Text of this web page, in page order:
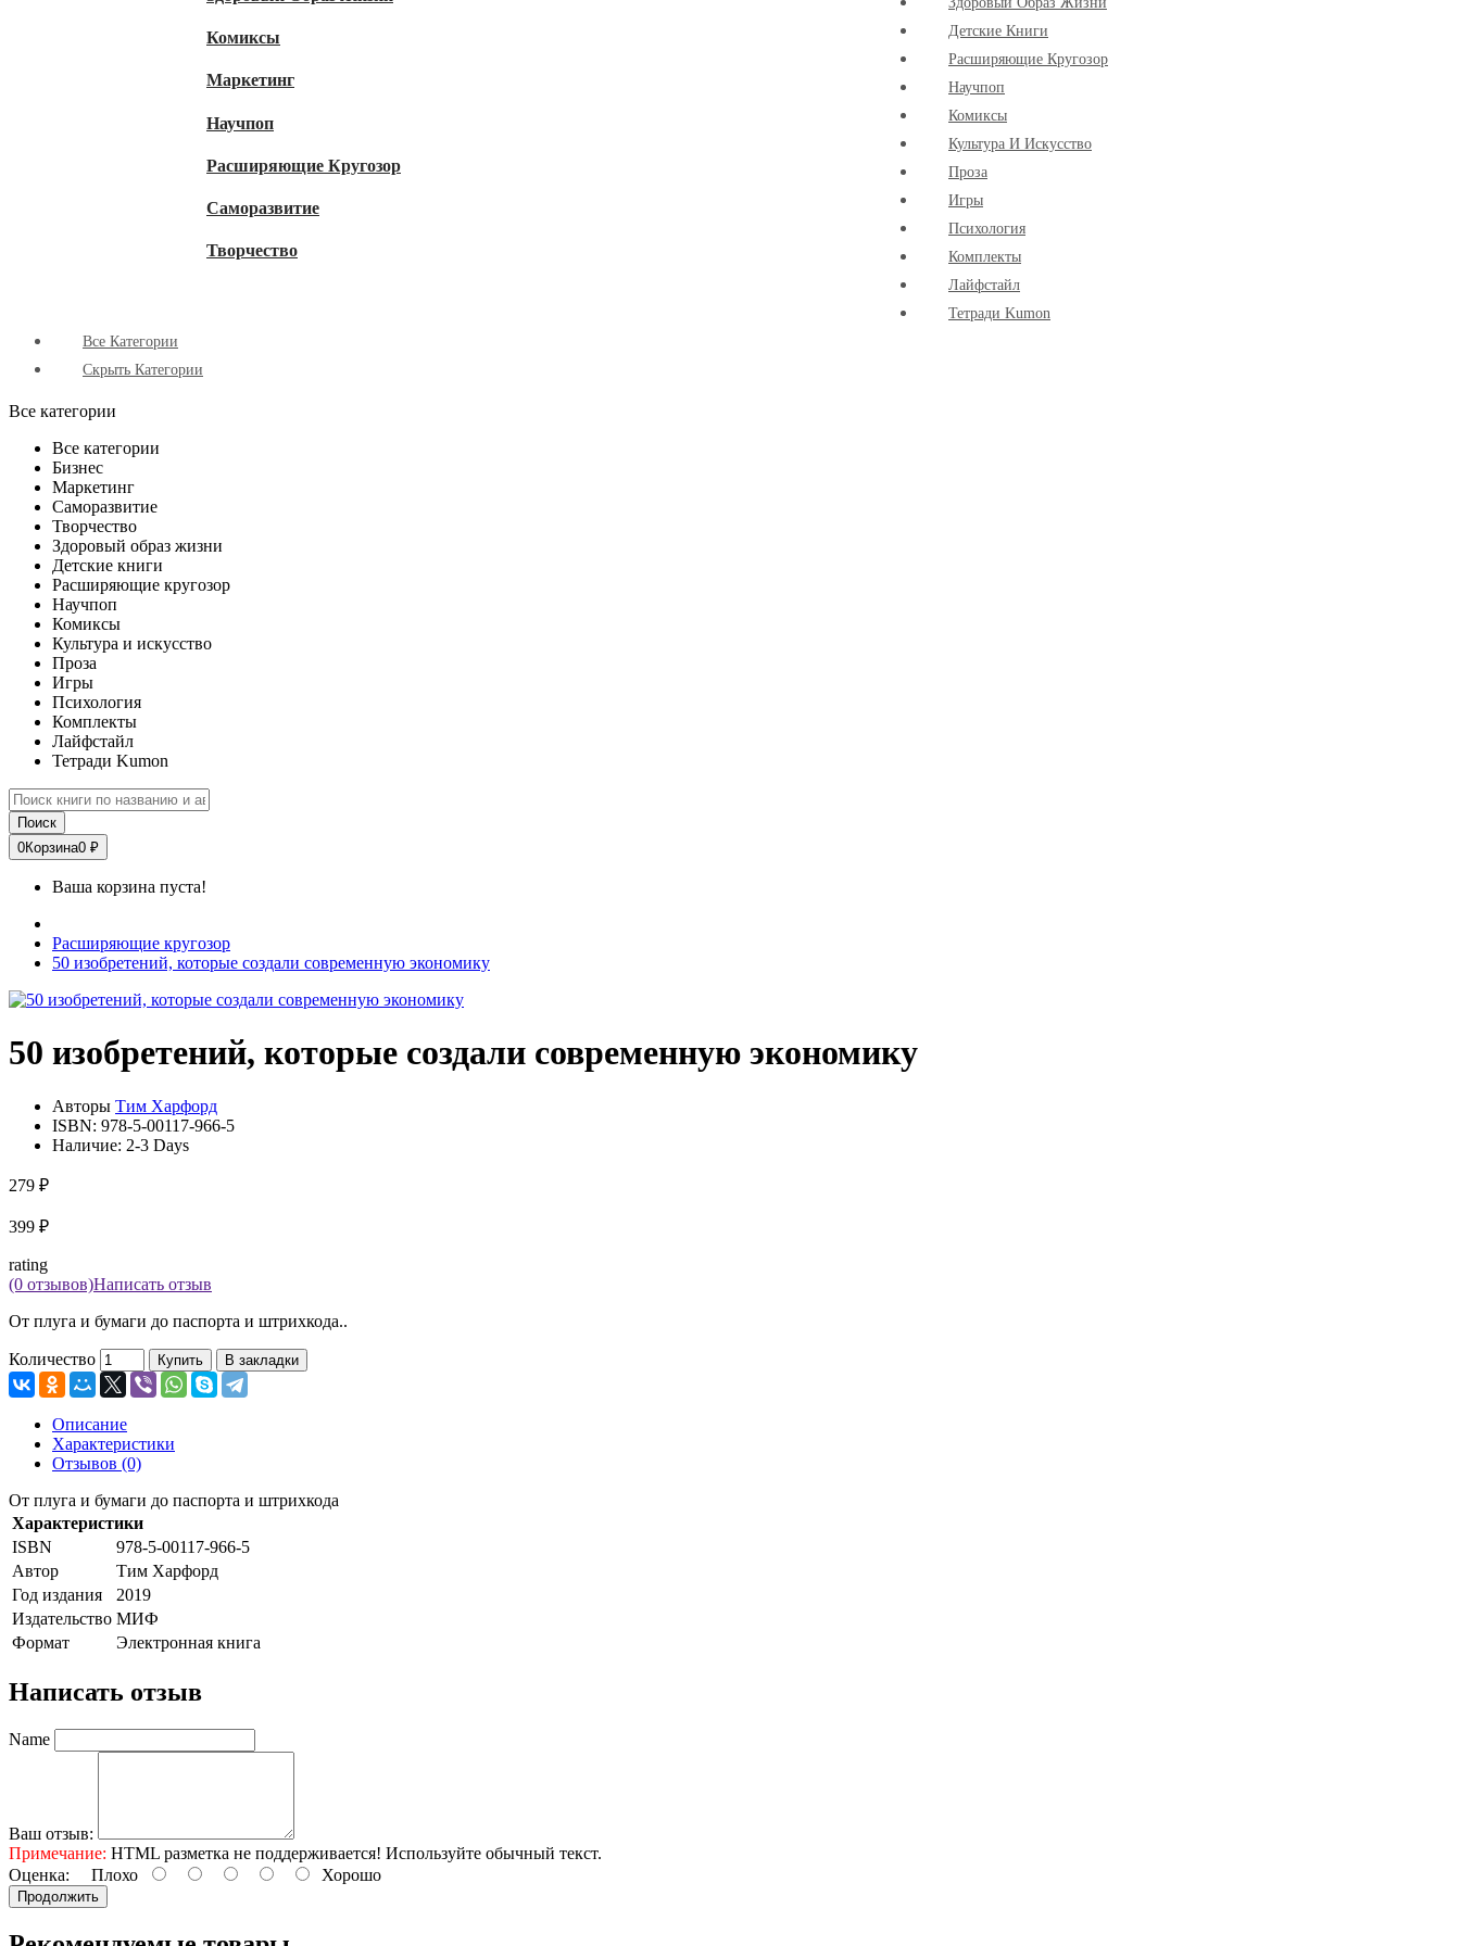
Комиксы
Маркетинг
Научпоп
Расширяющие Кругозор
Cаморазвитие
Творчество
Детские Книги
Расширяющие Кругозор
Научпоп
Комиксы
Культура И Искусство
Проза
Игры
Психология
Комплекты
Лайфстайл
Тетради Kumon
Все Категории
Скрыть Категории
Все категории
Все категории
Бизнес
Маркетинг
Саморазвитие
Творчество
Здоровый образ жизни
Детские книги
Расширяющие кругозор
Научпоп
Комиксы
Культура и искусство
Проза
Игры
Психология
Комплекты
Лайфстайл
Тетради Kumon
Поиск
0Корзина0 ₽
Ваша корзина пуста!
Расширяющие кругозор
50 изобретений, которые создали современную экономику
50 изобретений, которые создали современную экономику
Авторы Тим Харфорд
ISBN: 978-5-00117-966-5
Наличие: 2-3 Days
279 ₽
399 ₽
rating
(0 отзывов)Написать отзыв
От плуга и бумаги до паспорта и штрихкода..
Количество Купить В закладки
Описание
Характеристики
Отзывов (0)
От плуга и бумаги до паспорта и штрихкода
Характеристики
ISBN
978-5-00117-966-5
Автор
Тим Харфорд
Год издания
2019
Издательство МИФ
Формат
Электронная книга
Написать отзыв
Name
Ваш отзыв:
Примечание: HTML разметка не поддерживается! Используйте обычный текст.
Оценка: Плохо Хорошо
Продолжить